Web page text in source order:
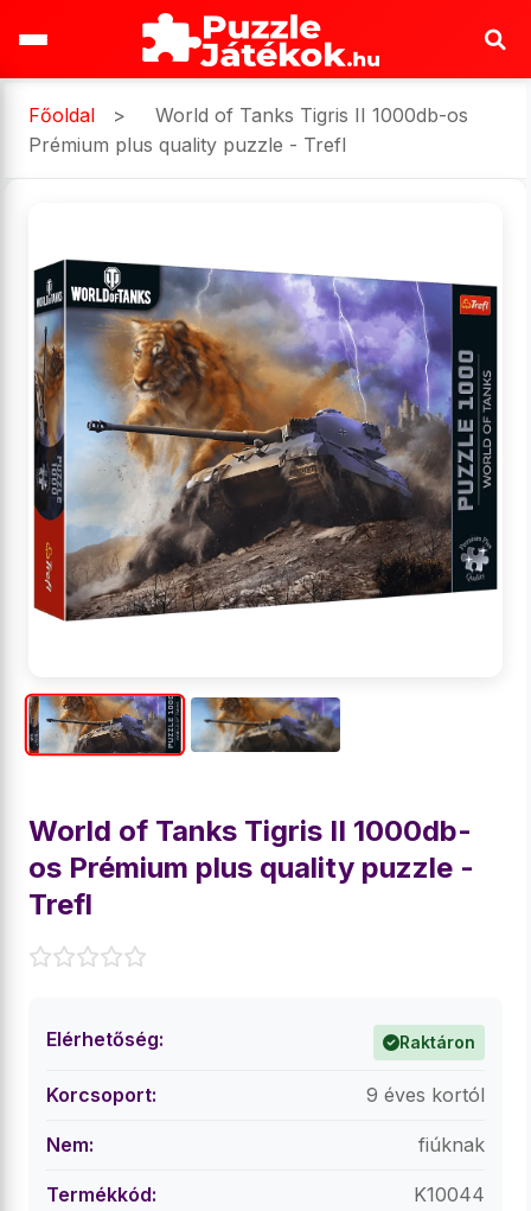
Főoldal >
World of Tanks Tigris II 1000db-os
Prémium plus quality puzzle - Trefl
World of Tanks Tigris II 1000db-
os Prémium plus quality puzzle -
Trefl
Elérhetőség: Raktáron
Korcsoport: 9 éves kortól
Nem: fiúknak
Termékkód: K10044